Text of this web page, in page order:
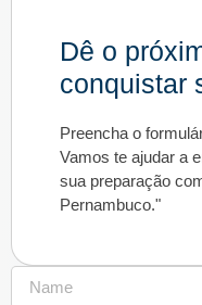
Dê o
conquistar
Preencha o
Vamos te ajudar a
sua preparação
Pernambuco."